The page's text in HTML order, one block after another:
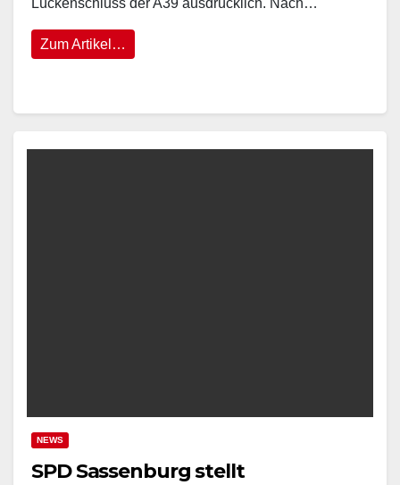
Zum Artikel…
NEWS
SPD Sassenburg stellt